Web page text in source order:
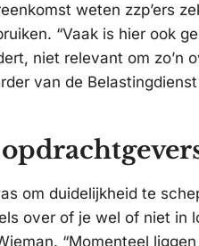
weten zzp’ers
“Vaak is hier ook
niet relevant om zo’n
van de
om duidelijkheid te
over of je wel of niet
“Momenteel